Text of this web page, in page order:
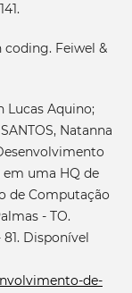
coding. Feiwel &
Lucas Aquino;
Natanna
uma HQ de
de Computação
- TO.
81. Disponível
de-